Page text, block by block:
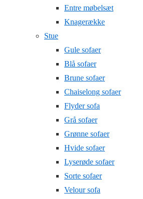
Entre møbelsæt
Knagerække
Stue
Gule sofaer
Blå sofaer
Brune sofaer
Chaiselong sofaer
Flyder sofa
Grå sofaer
Grønne sofaer
Hvide sofaer
Lyserøde sofaer
Sorte sofaer
Velour sofa